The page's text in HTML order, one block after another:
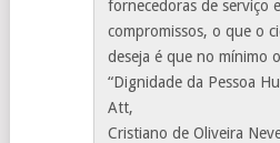
fornecedoras de serviço
compromissos, o que o
deseja é que no mínimo
“Dignidade da Pessoa
Att,
Cristiano de Oliveira